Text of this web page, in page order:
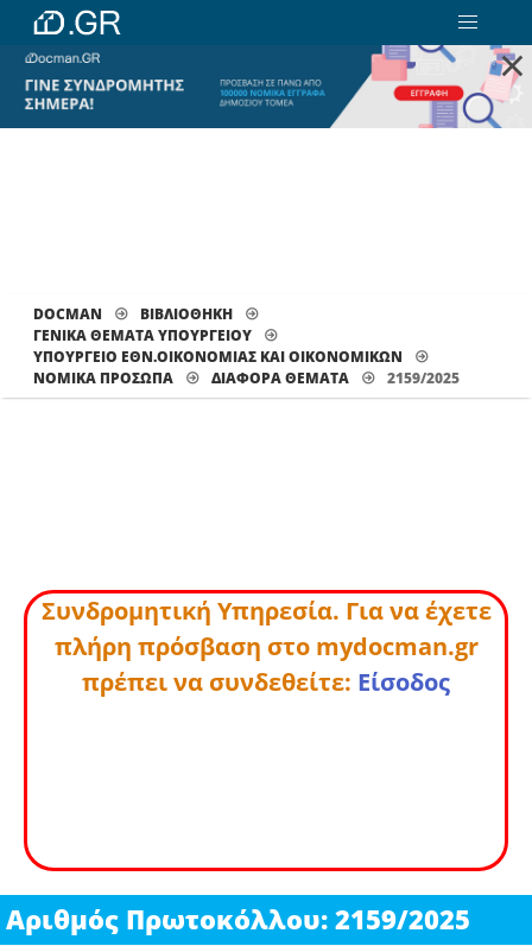
×
DOCMAN
ΒΙΒΛΙΟΘΗΚΗ
ΓΕΝΙΚΑ ΘΕΜΑΤΑ ΥΠΟΥΡΓΕΙΟΥ
ΥΠΟΥΡΓΕΙΟ ΕΘΝ.ΟΙΚΟΝΟΜΙΑΣ ΚΑΙ ΟΙΚΟΝΟΜΙΚΩΝ
ΝΟΜΙΚΑ ΠΡΟΣΩΠΑ
ΔΙΆΦΟΡΑ ΘΈΜΑΤΑ 2159/2025
Συνδρομητική Υπηρεσία. Για να έχετε
πλήρη πρόσβαση στο mydocman.gr
πρέπει να συνδεθείτε: Είσοδος
Αριθμός Πρωτοκόλλου: 2159/2025